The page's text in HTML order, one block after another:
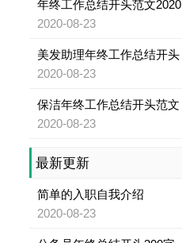
年终工作总结开头范文2020
2020-08-23
美发助理年终工作总结开头
2020-08-23
保洁年终工作总结开头范文
2020-08-23
最新更新
简单的入职自我介绍
2020-08-23